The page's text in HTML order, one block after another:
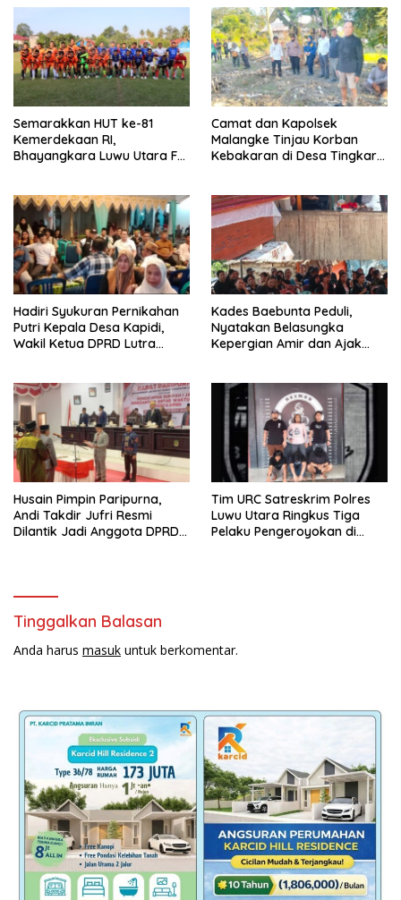
Semarakkan HUT ke-81
Kemerdekaan RI,
Bhayangkara Luwu Utara FC
Camat dan Kapolsek
Malangke Tinjau Korban
Kebakaran di Desa Tingkara,
Hadiri Syukuran Pernikahan
Putri Kepala Desa Kapidi,
Wakil Ketua DPRD Lutra
Kades Baebunta Peduli,
Nyatakan Belasungka
Kepergian Amir dan Ajak
Husain Pimpin Paripurna,
Andi Takdir Jufri Resmi
Dilantik Jadi Anggota DPRD
Tim URC Satreskrim Polres
Luwu Utara Ringkus Tiga
Pelaku Pengeroyokan di
Tinggalkan Balasan
Anda harus masuk untuk berkomentar.